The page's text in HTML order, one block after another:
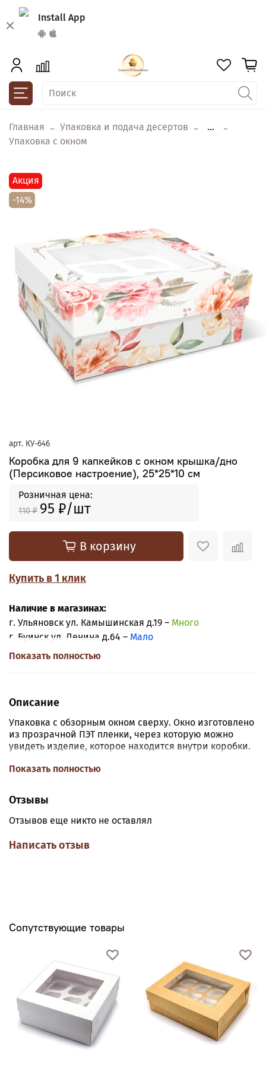
Install App
Главная Упаковка и подача десертов
...
Упаковка с окном
Акция
-14%
арт. КУ-646
Коробка для 9 капкейков с окном крышка/дно
(Персиковое настроение), 25*25*10 см
Розничная цена:
110 ₽ 95 ₽
В корзину
Купить в 1 клик
Наличие в магазинах:
г. Ульяновск ул. Камышинская д.19 – Много
г. Буинск ул. Ленина д.64 – Мало
Показать полностью
Описание
Упаковка с обзорным окном сверху. Окно изготовлено
из прозрачной ПЭТ пленки, через которую можно
увидеть изделие, которое находится внутри коробки.
Размер: длина 25 см, ширина 25 см, высота 10 см.
Показать полностью
Отзывы
Отзывов еще никто не оставлял
Написать отзыв
Сопутствующие товары